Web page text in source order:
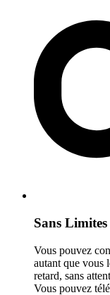
Sans Limites
Vous pouvez
autant que vous
retard, sans
Vous pouvez